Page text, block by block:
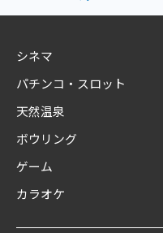
シネマ
パチンコ・スロット
天然温泉
ボウリング
ゲーム
カラオケ